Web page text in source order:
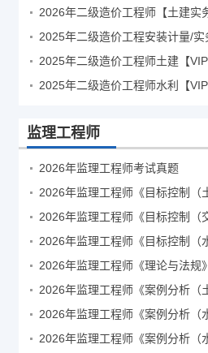
2026年二级造价工程师【土建实
2025年二级造价工程师土建【VIP
2025年二级造价工程师水利【VIP
监理工程师
2026年监理工程师考试真题